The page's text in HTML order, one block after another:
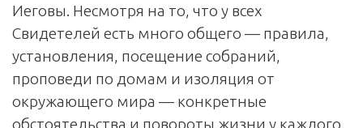
Иеговы. Несмотря на то, что у всех
Свидетелей есть много общего — правила,
установления, посещение собраний,
проповеди по домам и изоляция от
окружающего мира — конкретные
обстоятельства и повороты жизни у каждого